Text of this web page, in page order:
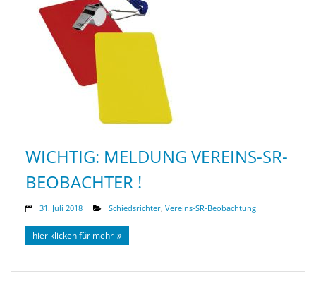
WICHTIG: MELDUNG VEREINS-SR-
BEOBACHTER !
31. Juli 2018 Schiedsrichter Vereins-SR-Beobachtung
hier klicken für mehr